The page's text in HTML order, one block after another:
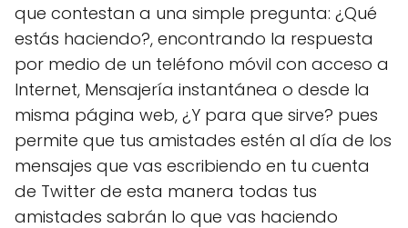
que contestan a una simple pregunta: ¿Qué
estás haciendo?, encontrando la respuesta
por medio de un teléfono móvil con acceso a
Internet, Mensajería instantánea o desde la
misma página web, ¿Y para que sirve? pues
permite que tus amistades estén al día de los
mensajes que vas escribiendo en tu cuenta
de Twitter de esta manera todas tus
amistades sabrán lo que vas haciendo